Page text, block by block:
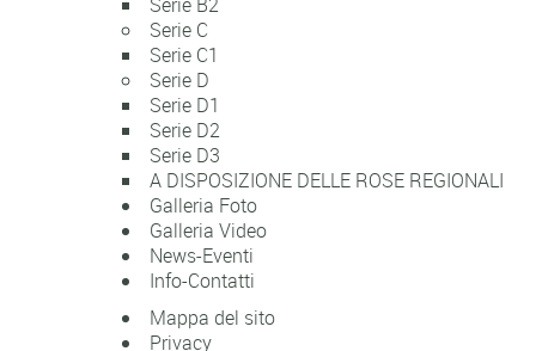
Serie C
Serie C1
Serie D
Serie D1
Serie D2
Serie D3
A DISPOSIZIONE DELLE ROSE REGIONALI
Galleria Foto
Galleria Video
News-Eventi
Info-Contatti
Mappa del sito
Privacy